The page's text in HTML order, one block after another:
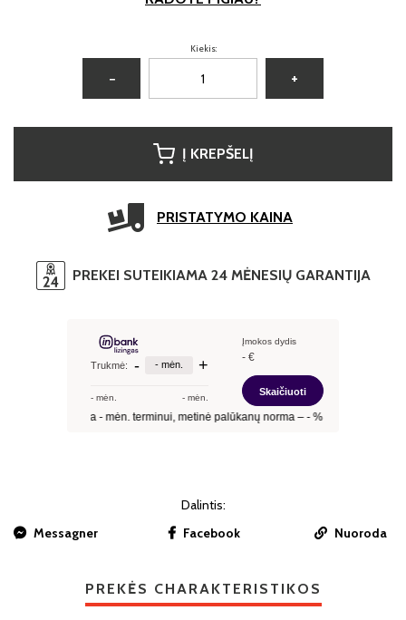
Kiekis:
− +
Į KREPŠELĮ
PRISTATYMO KAINA
PREKEI SUTEIKIAMA 24 MĖNESIŲ GARANTIJA
Dalintis:
Messagner
Facebook Nuoroda
PREKĖS CHARAKTERISTIKOS